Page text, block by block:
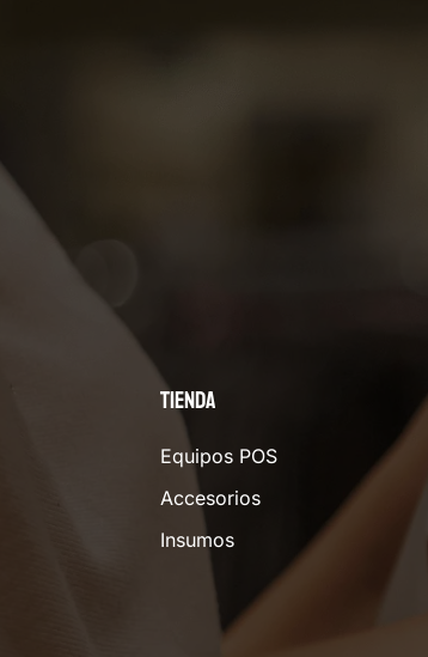
Tienda
Equipos POS
Accesorios
Insumos